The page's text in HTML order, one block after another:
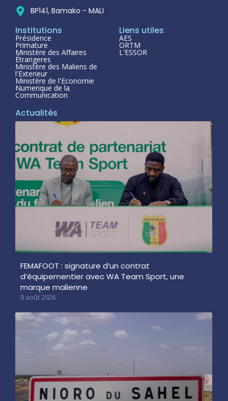
BP141, Bamako - MALI
Institutions
Présidence
Primature
Ministère des Affaires
Étrangeres
Ministère des Maliens de
l'Exterieur
Ministère de l'Economie
Numerique de la
Communication
Liens utiles
AES
ORTM
L'ESSOR
Actualités
FEMAFOOT : signature d’un contrat
d’équipementier avec WA Team Sport, une
marque malienne
9 août 2026